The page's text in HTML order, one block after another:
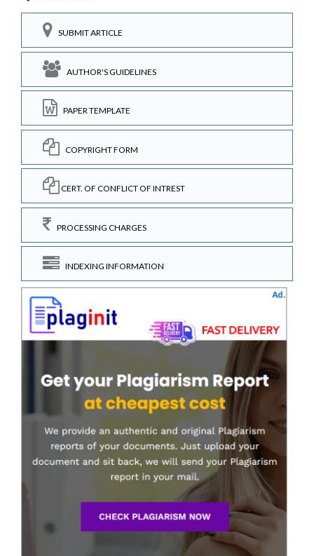
SUBMIT ARTICLE
AUTHOR'S GUIDELINES
PAPER TEMPLATE
COPYRIGHT FORM
CERT. OF CONFLICT OF INTREST
PROCESSING CHARGES
INDEXING INFORMATION